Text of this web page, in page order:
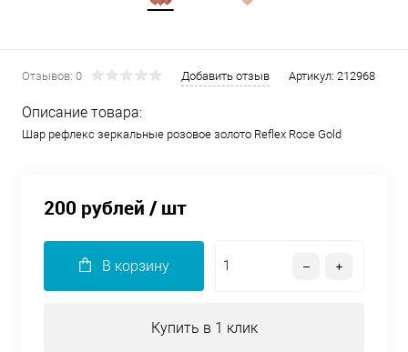
Отзывов: 0 Добавить отзыв Артикул: 212968
Описание товара:
Шар рефлекс зеркальные розовое золото Reflex Rose Gold
200 рублей / шт
В корзину
Купить в 1 клик